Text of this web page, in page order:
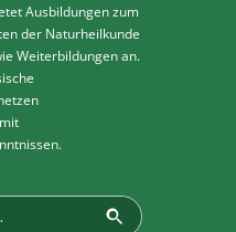
Ausbildungen zum
der Naturheilkunde
Weiterbildungen an.